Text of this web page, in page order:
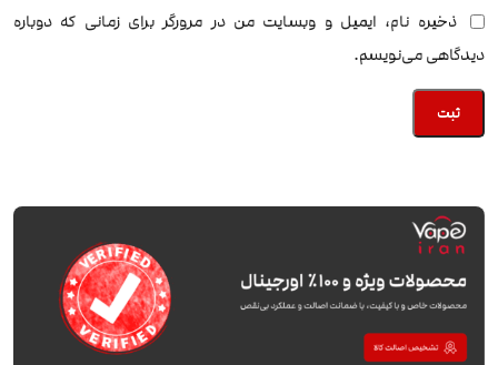
ذخیره نام، ایمیل و وبسایت من در مرورگر برای زمانی که دوباره
دیدگاهی می‌نویسم.